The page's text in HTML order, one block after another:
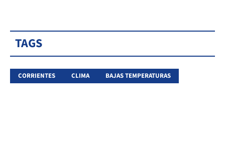
TAGS
CORRIENTES CLIMA BAJAS TEMPERATURAS